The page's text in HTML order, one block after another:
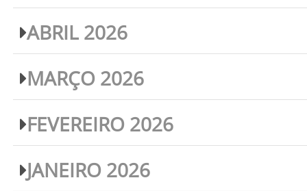
ABRIL 2026
MARÇO 2026
FEVEREIRO 2026
JANEIRO 2026